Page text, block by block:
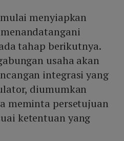
menyiapkan
tahap berikutnya.
usaha akan
integrasi yang
diumumkan
meminta persetujuan
ketentuan yang